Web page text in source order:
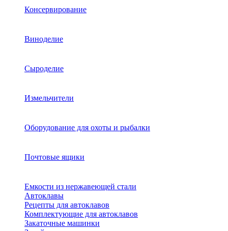
Консервирование
Виноделие
Сыроделие
Измельчители
Оборудование для охоты и рыбалки
Почтовые ящики
Емкости из нержавеющей стали
Автоклавы
Рецепты для автоклавов
Комплектующие для автоклавов
Закаточные машинки